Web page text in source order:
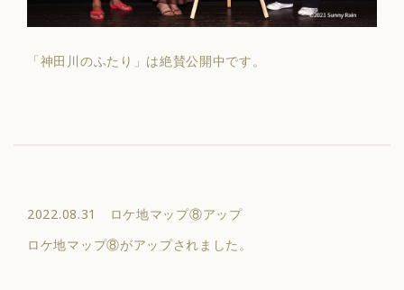
「神田川のふたり」は絶賛公開中です。
2022.08.31 ロケ地マップ⑧アップ
ロケ地マップ⑧がアップされました。